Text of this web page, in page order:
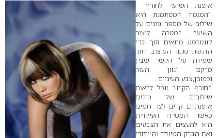
אופנת השיער לחורף –
“המגמה המסתמנת היא
שילוב של מספר גוונים על
השיער במטרה ליצור
קונטרסט מתאים תוך כדי
הדגשת סגנון העיצוב ותוך
שמירה על הקשר שבין
מרקם וגוון העור
וכמובן,צבע העיניים .
בחורף הקרוב נוכל לראות
שילובים של גוונים
אופנתיים קרים לצד חמים
כאשר המטרה העיקרית
היא להעצים את הצבעים
ואת הברק המיוחד והייחודי